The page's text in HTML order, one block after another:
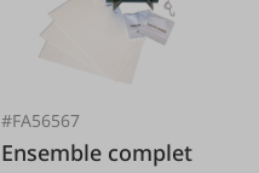
#FA56567
Ensemble complet